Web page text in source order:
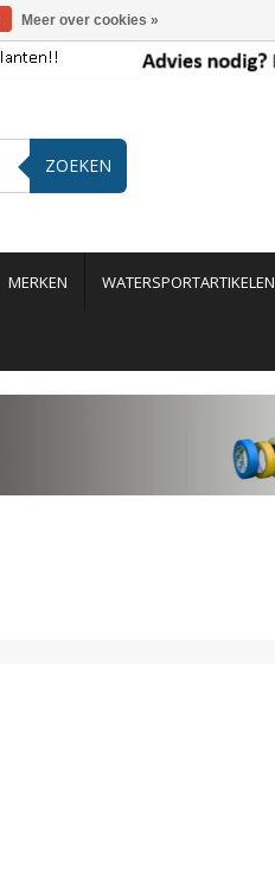
ZOEKEN
MERKEN WATERSPORTARTIKELEN
Meer over cookies »